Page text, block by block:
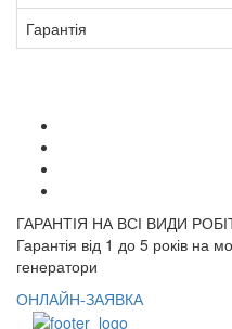
Гарантія
ГАРАНТІЯ НА ВСІ ВИДИ
Гарантія від 1 до 5 років на
генератори
ОНЛАЙН-ЗАЯВКА